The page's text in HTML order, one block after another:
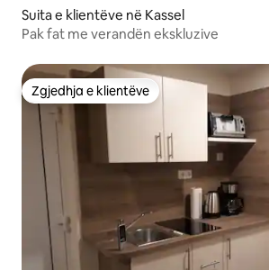
Suita e klientëve në Kassel
Pak fat me verandën ekskluzive
Zgjedhja e klientëve
Zgjedhja e klientëve